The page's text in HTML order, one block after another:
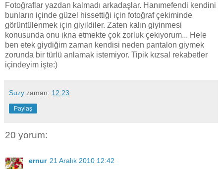
Fotoğraflar yazdan kalmadı arkadaşlar. Hanımefendi kendini
bunların içinde güzel hissettiği için fotoğraf çekiminde
görüntülenmek için giyildiler. Zaten kalın giyinmesi
konusunda onu ikna etmekte çok zorluk çekiyorum... Hele
ben etek giydiğim zaman kendisi neden pantalon giymek
zorunda bir türlü anlamak istemiyor. Tipik kızsal rekabetler
içindeyim işte:)
Suzy zaman: 12:23
Paylaş
20 yorum:
ernur 21 Aralık 2010 12:42